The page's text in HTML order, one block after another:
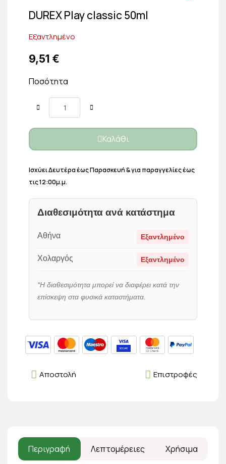
DUREX Play classic 50ml
Εξαντλημένο
9,51 €
Ποσότητα
Καλάθι
Ισχύει Δευτέρα έως Παρασκευή & για παραγγελίες έως
τις 12:00μ.μ.
Διαθεσιμότητα ανά κατάστημα
Αθήνα Εξαντλημένο
Χολαργός Εξαντλημένο
*Η διαθεσιμότητα μπορεί να διαφέρει κατά την
επίσκεψη στα φυσικά καταστήματα.
Επιστροφές
Αποστολή
Περιγραφή Λεπτομέρειες Χρήσιμα